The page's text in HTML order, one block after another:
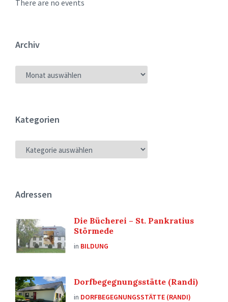
There are no events
Archiv
Kategorien
Adressen
Die Bücherei – St. Pankratius
Störmede
in BILDUNG
Dorfbegegnungsstätte (Randi)
in DORFBEGEGNUNGSSTÄTTE (RANDI)